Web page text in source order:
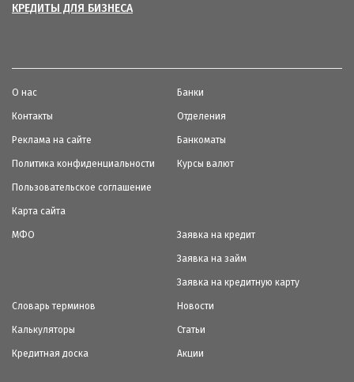
КРЕДИТЫ ДЛЯ БИЗНЕСА
О нас
Контакты
Реклама на сайте
Политика конфиденциальности
Пользовательское соглашение
Карта сайта
Банки
Отделения
Банкоматы
Курсы валют
МФО Заявка на кредит
Заявка на займ
Заявка на кредитную карту
Словарь терминов
Калькуляторы
Кредитная доска
Новости
Статьи
Акции